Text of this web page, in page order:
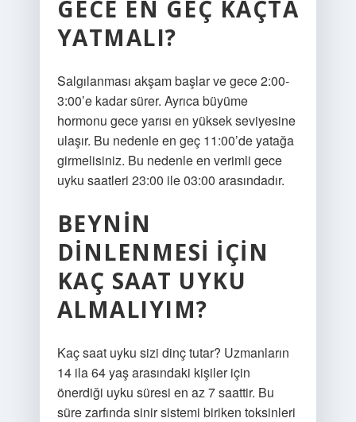
GECE EN GEÇ KAÇTA
YATMALI?
Salgılanması akşam başlar ve gece 2:00-
3:00’e kadar sürer. Ayrıca büyüme
hormonu gece yarısı en yüksek seviyesine
ulaşır. Bu nedenle en geç 11:00’de yatağa
girmelisiniz. Bu nedenle en verimli gece
uyku saatleri 23:00 ile 03:00 arasındadır.
BEYNIN
DINLENMESI IÇIN
KAÇ SAAT UYKU
ALMALIYIM?
Kaç saat uyku sizi dinç tutar? Uzmanların
14 ila 64 yaş arasındaki kişiler için
önerdiği uyku süresi en az 7 saattir. Bu
süre zarfında sinir sistemi biriken toksinleri